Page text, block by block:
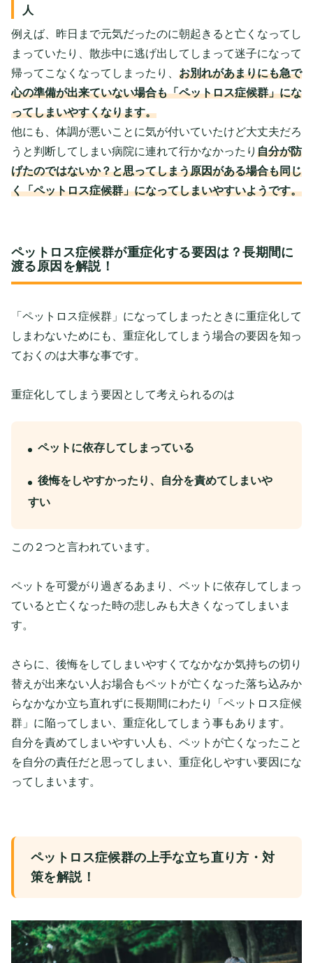
人
例えば、昨日まで元気だったのに朝起きると亡くなってし
まっていたり、散歩中に逃げ出してしまって迷子になって
帰ってこなくなってしまったり、 お別れがあまりにも急で
心の準備が出来ていない場合も「ペットロス症候群」にな
ってしまいやすくなります。
他にも、体調が悪いことに気が付いていたけど大丈夫だろ
うと判断してしまい病院に連れて行かなかったり 自分が防
げたのではないか？と思ってしまう原因がある場合も同じ
く「ペットロス症候群」になってしまいやすいようです。
ペットロス症候群が重症化する要因は？長期間に
渡る原因を解説！
「ペットロス症候群」になってしまったときに重症化して
しまわないためにも、重症化してしまう場合の要因を知っ
ておくのは大事な事です。
重症化してしまう要因として考えられるのは
ペットに依存してしまっている
後悔をしやすかったり、自分を責めてしまいや
すい
この２つと言われています。
ペットを可愛がり過ぎるあまり、ペットに依存してしまっ
ていると亡くなった時の悲しみも大きくなってしまいま
す。
さらに、後悔をしてしまいやすくてなかなか気持ちの切り
替えが出来ない人お場合もペットが亡くなった落ち込みか
らなかなか立ち直れずに長期間にわたり「ペットロス症候
群」に陥ってしまい、重症化してしまう事もあります。
自分を責めてしまいやすい人も、ペットが亡くなったこと
を自分の責任だと思ってしまい、重症化しやすい要因にな
ってしまいます。
ペットロス症候群の上手な立ち直り方・対
策を解説！